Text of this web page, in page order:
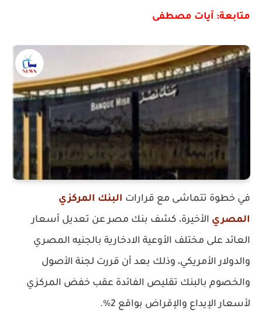
متابعة: آيات مصطفى
في خطوة تتماشى مع قرارات البنك المركزي
المصري الأخيرة، كشف بنك مصر عن تعديل أسعار
العائد على مختلف الأوعية الادخارية بالجنيه المصري
والدولار الأمريكي، وذلك بعد أن قررت لجنة الأصول
والخصوم بالبنك تقليص الفائدة عقب خفض المركزي
لأسعار الإيداع والإقراض بواقع 2%.